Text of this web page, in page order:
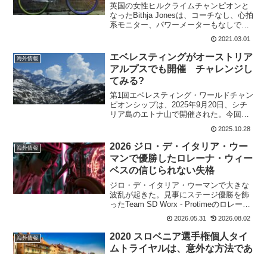
英国の女性ヒルクライムチャンピオンと
なったBithja Jonesは、コーチなし、心拍
系モニター、パワーメーターもなしで、
フィーリングだけで全国選手権で優勝し
ている。2人の子供を育てるシングルマザ
ーで、なんと自転車に乗り始めたのは
2018年...
2021.03.01
海外情報
エベレスティングがオーストリア
アルプスでも開催 チャレンジし
てみる?
第1回エベレスティング・ワールドチャン
ピオンシップは、2025年9月20日、シチ
リア島のエトナ山で開催された。今回オ
ーストリアのドブラッチ山（Mount
Dobratsch）でもイベントとして開催され
る。Everesting Austria...
2025.10.28
海外情報
2026 ジロ・デ・イタリア・ウー
マンで優勝したロレーナ・ウィー
ベスの信じられない失格
ジロ・デ・イタリア・ウーマンで大きな
波乱が起きた。見事にステージ優勝を飾
ったTeam SD Worx - Protimeのロレー
ナ・ウィーベスだったが、ゴールから数
時間が経過した後に、予期せぬ裁定が下
された。レースで使用した自転車が規定
の最...
2026.05.31 2026.08.02
海外情報
2020 スロベニア選手権個人タイ
ムトライヤルは、意外な方法であ